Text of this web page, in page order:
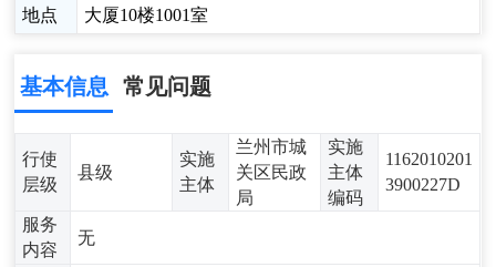
地点
大厦10楼1001室
基本信息 常见问题
行使
层级
县级
实施
主体
兰州市城
关区民政
局
实施
主体
编码
1162010201
3900227D
服务
内容
无